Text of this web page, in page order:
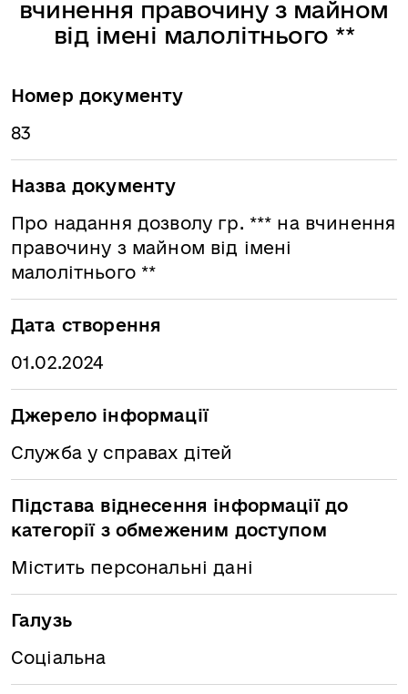
вчинення правочину з майном
від імені малолітнього **
Номер документу
83
Назва документу
Про надання дозволу гр. *** на вчинення
правочину з майном від імені
малолітнього **
Дата створення
01.02.2024
Джерело інформації
Служба у справах дітей
Підстава віднесення інформації до
категорії з обмеженим доступом
Містить персональні дані
Галузь
Соціальна